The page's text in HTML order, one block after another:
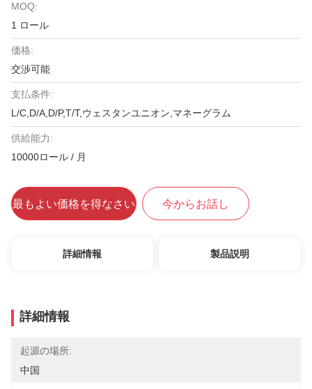
MOQ:
1 ロール
価格:
交渉可能
支払条件:
L/C,D/A,D/P,T/T,ウェスタンユニオン,マネーグラム
供給能力:
10000ロール / 月
最もよい価格を得なさい 今からお話し
詳細情報 製品説明
詳細情報
起源の場所:
中国